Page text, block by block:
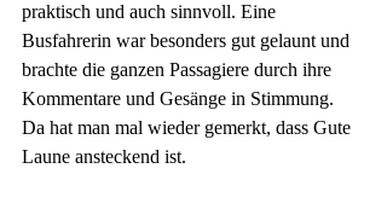
praktisch und auch sinnvoll. Eine
Busfahrerin war besonders gut gelaunt und
brachte die ganzen Passagiere durch ihre
Kommentare und Gesänge in Stimmung.
Da hat man mal wieder gemerkt, dass Gute
Laune ansteckend ist.